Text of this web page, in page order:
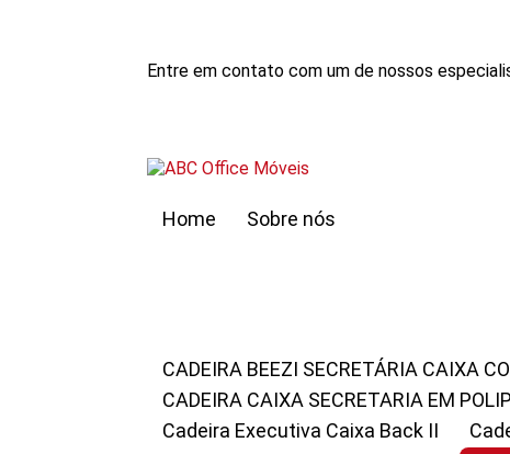
Entre em contato com um de nossos
Home
Sobre nós
CADEIRA BEEZI SECRETÁRIA CAIXA
CADEIRA CAIXA SECRETARIA EM
Cadeira Executiva Caixa Back II